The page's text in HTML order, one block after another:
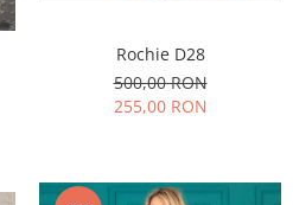
Rochie D28
500,00 RON
255,00 RON